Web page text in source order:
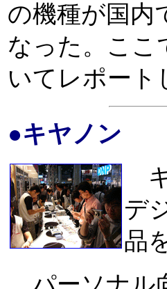
の機種が国内
なった。ここ
いてレポート
●キヤノン
デ
品